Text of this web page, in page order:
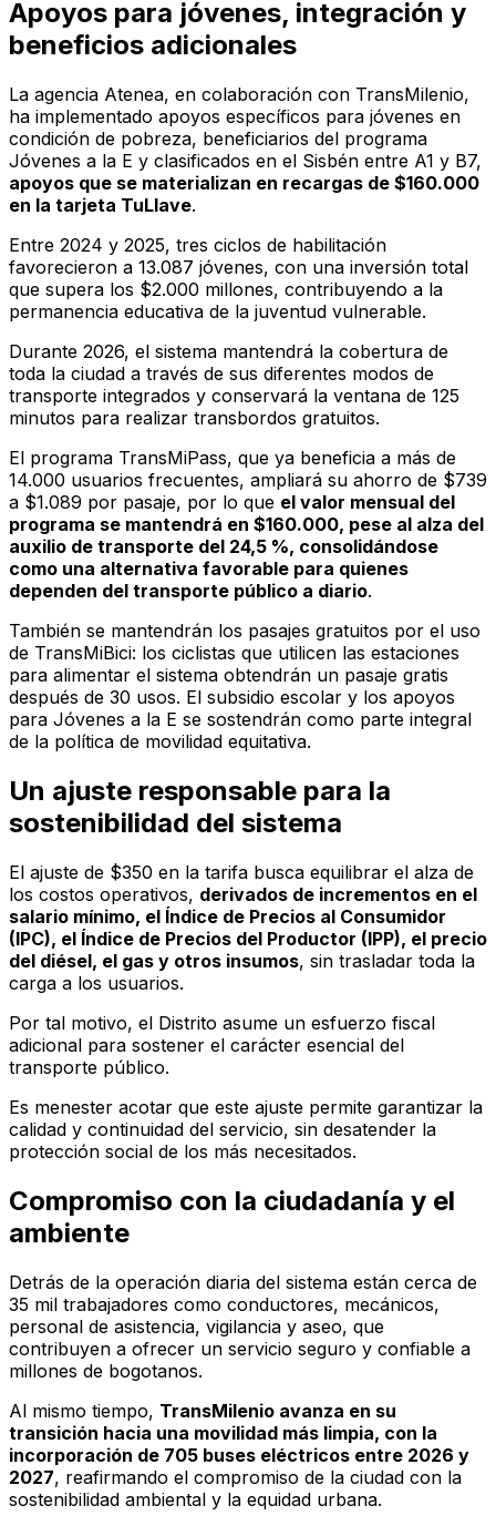
Apoyos para jóvenes, integración y
beneficios adicionales
La agencia Atenea, en colaboración con TransMilenio,
ha implementado apoyos específicos para jóvenes en
condición de pobreza, beneficiarios del programa
Jóvenes a la E y clasificados en el Sisbén entre A1 y B7,
apoyos que se materializan en recargas de $160.000
en la tarjeta TuLlave.
Entre 2024 y 2025, tres ciclos de habilitación
favorecieron a 13.087 jóvenes, con una inversión total
que supera los $2.000 millones, contribuyendo a la
permanencia educativa de la juventud vulnerable.
Durante 2026, el sistema mantendrá la cobertura de
toda la ciudad a través de sus diferentes modos de
transporte integrados y conservará la ventana de 125
minutos para realizar transbordos gratuitos.
El programa TransMiPass, que ya beneficia a más de
14.000 usuarios frecuentes, ampliará su ahorro de $739
a $1.089 por pasaje, por lo que el valor mensual del
programa se mantendrá en $160.000, pese al alza del
auxilio de transporte del 24,5 %, consolidándose
como una alternativa favorable para quienes
dependen del transporte público a diario.
También se mantendrán los pasajes gratuitos por el uso
de TransMiBici: los ciclistas que utilicen las estaciones
para alimentar el sistema obtendrán un pasaje gratis
después de 30 usos. El subsidio escolar y los apoyos
para Jóvenes a la E se sostendrán como parte integral
de la política de movilidad equitativa.
Un ajuste responsable para la
sostenibilidad del sistema
El ajuste de $350 en la tarifa busca equilibrar el alza de
los costos operativos, derivados de incrementos en el
salario mínimo, el Índice de Precios al Consumidor
(IPC), el Índice de Precios del Productor (IPP), el precio
del diésel, el gas y otros insumos, sin trasladar toda la
carga a los usuarios.
Por tal motivo, el Distrito asume un esfuerzo fiscal
adicional para sostener el carácter esencial del
transporte público.
Es menester acotar que este ajuste permite garantizar la
calidad y continuidad del servicio, sin desatender la
protección social de los más necesitados.
Compromiso con la ciudadanía y el
ambiente
Detrás de la operación diaria del sistema están cerca de
35 mil trabajadores como conductores, mecánicos,
personal de asistencia, vigilancia y aseo, que
contribuyen a ofrecer un servicio seguro y confiable a
millones de bogotanos.
Al mismo tiempo, TransMilenio avanza en su
transición hacia una movilidad más limpia, con la
incorporación de 705 buses eléctricos entre 2026 y
2027, reafirmando el compromiso de la ciudad con la
sostenibilidad ambiental y la equidad urbana.